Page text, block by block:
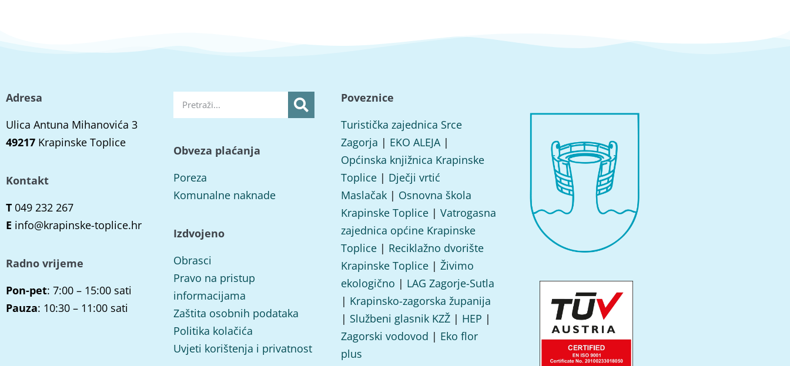
Adresa
Ulica Antuna Mihanovića 3
49217 Krapinske Toplice
Kontakt
T 049 232 267
E info@krapinske-toplice.hr
Radno vrijeme
Pon-pet: 7:00 – 15:00 sati
Pauza: 10:30 – 11:00 sati
Obveza plaćanja
Poreza
Komunalne naknade
Izdvojeno
Obrasci
Pravo na pristup
informacijama
Zaštita osobnih podataka
Politika kolačića
Uvjeti korištenja i privatnost
Poveznice
Turistička zajednica Srce
Zagorja | EKO ALEJA|
Općinska knjižnica Krapinske
Toplice | Dječji vrtić
Maslačak | Osnovna škola
Krapinske Toplice | Vatrogasna
zajednica općine Krapinske
Toplice | Reciklažno dvorište
Krapinske Toplice | Živimo
ekologično | LAG Zagorje-Sutla
| Krapinsko-zagorska županija
| Službeni glasnik KZŽ | HEP |
Zagorski vodovod | Eko flor
plus